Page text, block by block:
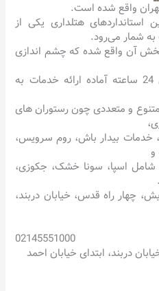
واقع شده است.
استانداردهای هتلداری یکی از
آن واقع شده که چشم اندازی
هتل ویستـریـا با قابلیت پذیرش 24 ساعته آماده ارائه خدمات به
و متعددی چون رستوران‌ های
خدمات بیدار باش، روم سرویس،
و
اسپا، سونا خشک، جکوزی،
چهار راه قدس، خیابان دربند،
02145551000
دربند، ابتدای خیابان احمد